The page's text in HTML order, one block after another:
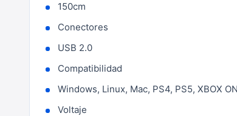
150cm
Conectores
USB 2.0
Compatibilidad
Windows, Linux, Mac, PS4, PS5, XBOX
Voltaje